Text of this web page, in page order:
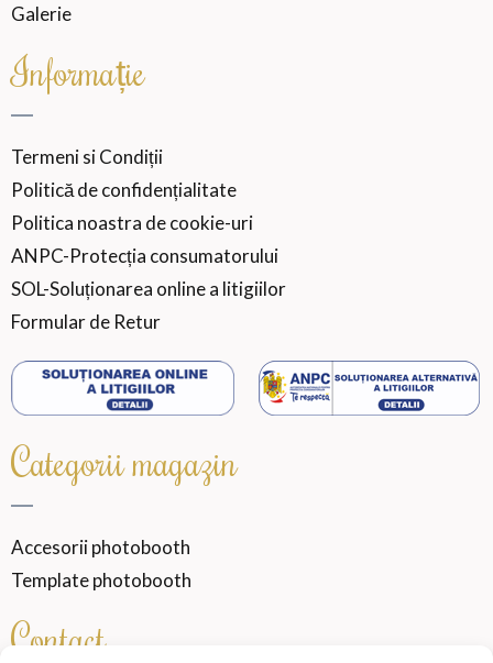
Galerie
Informație
Termeni si Condiții
Politică de confidențialitate
Politica noastra de cookie-uri
ANPC-Protecția consumatorului
SOL-Soluționarea online a litigiilor
Formular de Retur
Categorii magazin
Accesorii photobooth
Template photobooth
Contact